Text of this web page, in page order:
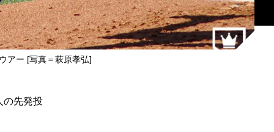
アー [写真＝萩原孝弘]
先発投